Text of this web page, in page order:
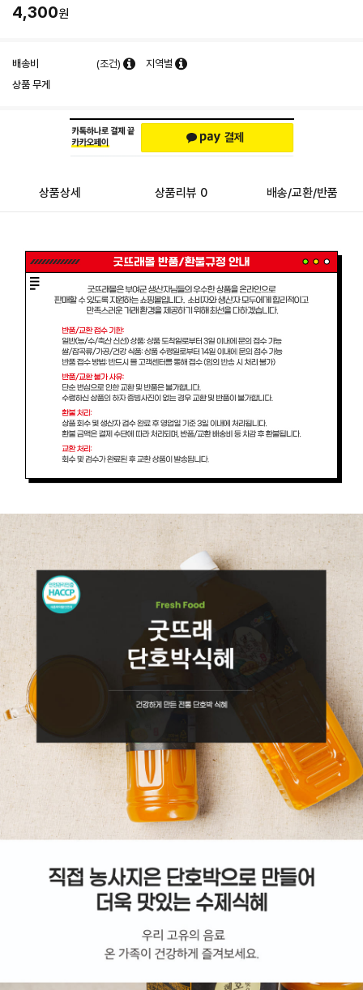
4,300원
배송비 (조건)
지역별
상품 무게
상품상세 상품리뷰 0 배송/교환/반품